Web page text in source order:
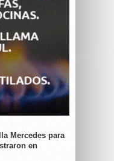
Mercedes para
en